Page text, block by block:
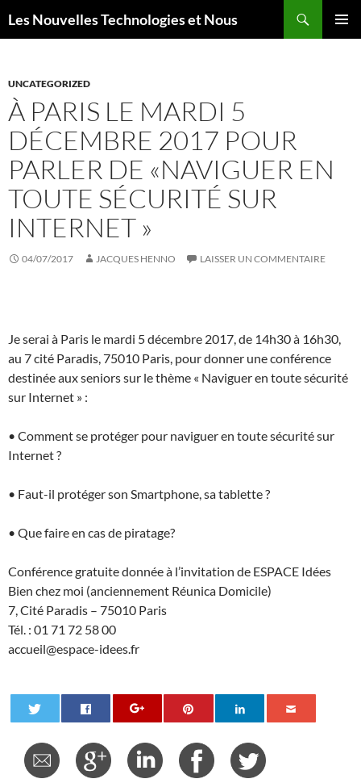
auLes Nouvelles Technologies et Nous
UNCATEGORIZED
À PARIS LE MARDI 5
DÉCEMBRE 2017 POUR
PARLER DE «NAVIGUER EN
TOUTE SÉCURITÉ SUR
INTERNET »
04/07/2017 JACQUES HENNO LAISSER UN COMMENTAIRE
Je serai à Paris le mardi 5 décembre 2017, de 14h30 à 16h30,
au 7 cité Paradis, 75010 Paris, pour donner une conférence
destinée aux seniors sur le thème « Naviguer en toute sécurité
sur Internet » :
• Comment se protéger pour naviguer en toute sécurité sur
Internet ?
• Faut-il protéger son Smartphone, sa tablette ?
• Que faire en cas de piratage?
Conférence gratuite donnée à l’invitation de ESPACE Idées
Bien chez moi (anciennement Réunica Domicile)
7, Cité Paradis – 75010 Paris
Tél. : 01 71 72 58 00
accueil@espace-idees.fr